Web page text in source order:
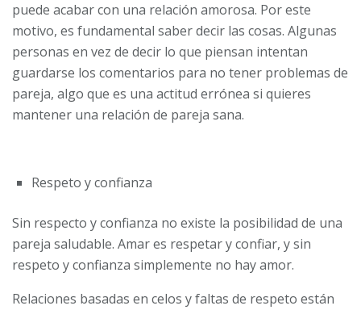
puede acabar con una relación amorosa. Por este
motivo, es fundamental saber decir las cosas. Algunas
personas en vez de decir lo que piensan intentan
guardarse los comentarios para no tener problemas de
pareja, algo que es una actitud errónea si quieres
mantener una relación de pareja sana.
Respeto y confianza
Sin respecto y confianza no existe la posibilidad de una
pareja saludable. Amar es respetar y confiar, y sin
respeto y confianza simplemente no hay amor.
Relaciones basadas en celos y faltas de respeto están